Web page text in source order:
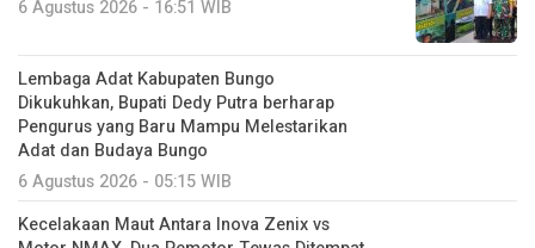
6 Agustus 2026 - 16:51 WIB
Lembaga Adat Kabupaten Bungo
Dikukuhkan, Bupati Dedy Putra berharap
Pengurus yang Baru Mampu Melestarikan
Adat dan Budaya Bungo
6 Agustus 2026 - 05:15 WIB
Kecelakaan Maut Antara Inova Zenix vs